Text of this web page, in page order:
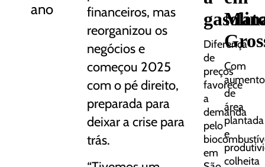
ano
financeiros, mas
reorganizou os
negócios e
começou 2025
com o pé direito,
preparada para
deixar a crise para
trás.
Diferença
de
preços
favorece
a
demanda
pelo
em
Com
aumento
de
área
plantada
e
colheita